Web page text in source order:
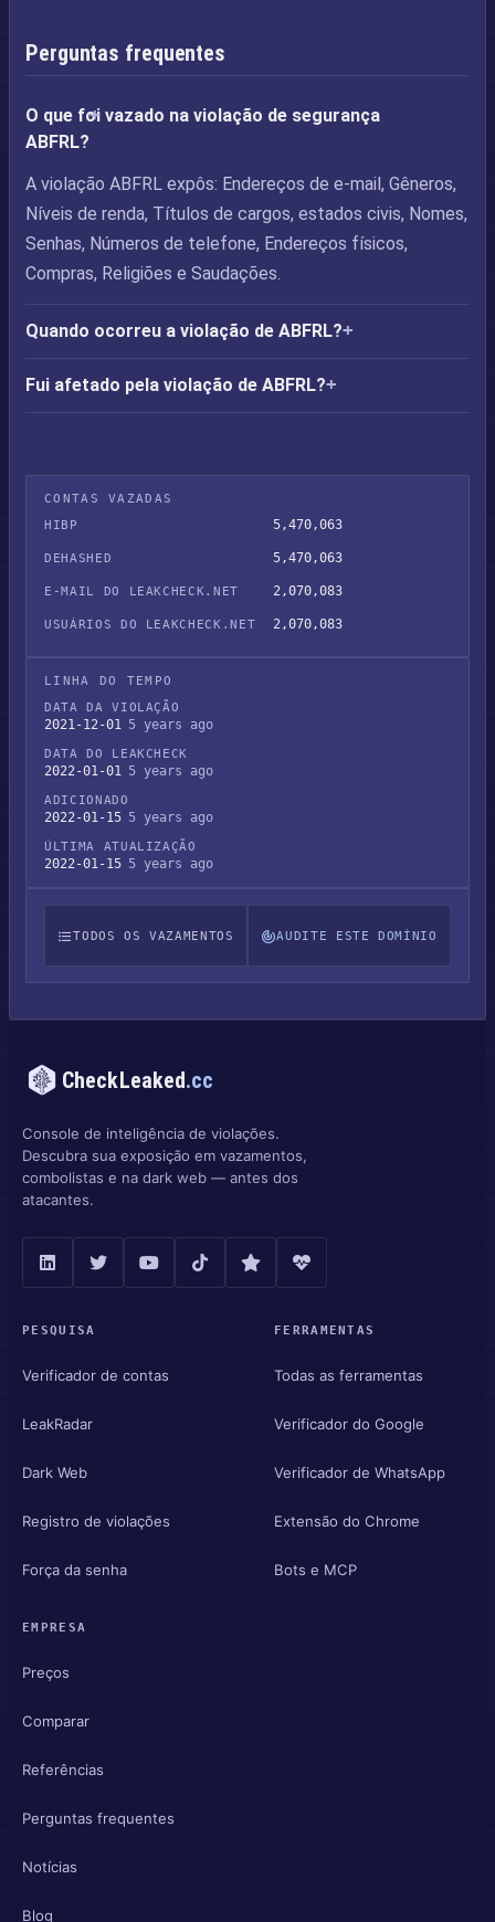
Perguntas frequentes
O que foi vazado na violação de segurança
ABFRL?
A violação ABFRL expôs: Endereços de e-mail, Gêneros,
Níveis de renda, Títulos de cargos, estados civis, Nomes,
Senhas, Números de telefone, Endereços físicos,
Compras, Religiões e Saudações.
Quando ocorreu a violação de ABFRL?
Fui afetado pela violação de ABFRL?
CONTAS VAZADAS
HIBP
5,470,063
DEHASHED 5,470,063
E-MAIL DO LEAKCHECK.NET 2,070,083
USUÁRIOS DO LEAKCHECK.NET 2,070,083
LINHA DO TEMPO
DATA DA VIOLAÇÃO
2021-12-01 5 years ago
DATA DO LEAKCHECK
2022-01-01 5 years ago
ADICIONADO
2022-01-15 5 years ago
ÚLTIMA ATUALIZAÇÃO
2022-01-15 5 years ago
TODOS OS VAZAMENTOS AUDITE ESTE DOMÍNIO
CheckLeaked.cc
Console de inteligência de violações.
Descubra sua exposição em vazamentos,
combolistas e na dark web — antes dos
atacantes.
PESQUISA
Verificador de contas
LeakRadar
Dark Web
Registro de violações
Força da senha
FERRAMENTAS
Todas as ferramentas
Verificador do Google
Verificador de WhatsApp
Extensão do Chrome
Bots e MCP
EMPRESA
Preços
Comparar
Referências
Perguntas frequentes
Notícias
Blog